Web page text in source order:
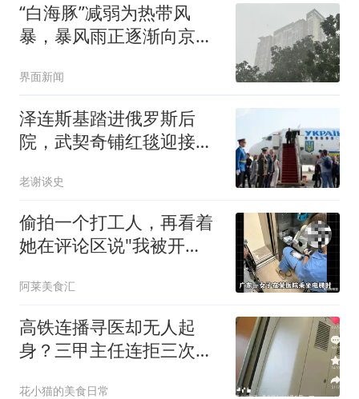
“白海豚”减弱为热带风
暴，暴风雨正逐渐向京津
界面新闻
泽连斯基踏进俄罗斯后
院，武契奇铺红毯迎接，
老谢谈史
偷拍一个打工人，再看着
她在评论区说"我被开
阿莱美食汇
高铁连播寻医却无人起
身？三甲主任连拒三次，
花小猫的美食日常